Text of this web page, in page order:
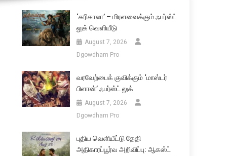
‘கரிகாலா’ – மிரளவைக்கும் ஃபர்ஸ்ட்
லுக் வெளியீடு
August 7, 2026
Dgowdham Pro
வரவேற்பைக் குவிக்கும் ‘மாஸ்டர்
பிளான்’ ஃபர்ஸ்ட் லுக்
August 7, 2026
Dgowdham Pro
புதிய வெளியீட்டு தேதி
அதிகாரப்பூர்வ அறிவிப்பு: ஆகஸ்ட்